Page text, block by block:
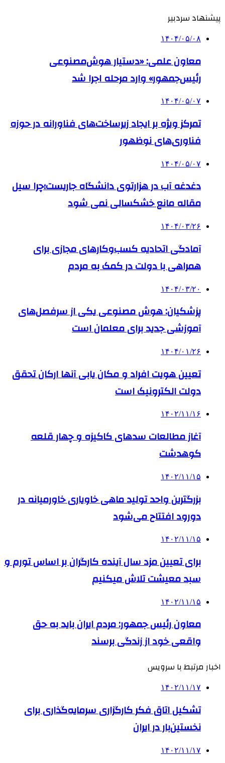
پیشنهاد سردبیر
۱۴۰۴/۰۵/۰۸
معاون علمی: «دستیار هوش‌مصنوعی
رئیس‌جمهور» وارد مرحله اجرا شد
۱۴۰۴/۰۵/۰۷
تمرکز ویژه بر ایجاد زیرساخت‌های فناورانه در حوزه
فناوری‌های نوظهور
۱۴۰۴/۰۵/۰۷
دغدغه آب در هزارتوی دانشگاه جاریست؛چرا سیل
مقاله مانع خشکسالی نمی شود
۱۴۰۴/۰۳/۲۶
آمادگی اتحادیه کسب‌وکارهای مجازی برای
همراهی با دولت در کمک به مردم
۱۴۰۴/۰۳/۲۰
پزشکیان: هوش مصنوعی یکی از سرفصل‌های
آموزشی جدید برای معلمان است
۱۴۰۴/۰۱/۲۶
تعیین هویت افراد و مکان یابی آنها ارکان تحقق
دولت الکترونیک است
۱۴۰۲/۱۱/۱۶
آغاز مطالعات سدهای کاکیزه و چهار قلعه
کوهدشت
۱۴۰۲/۱۱/۱۵
بزرگترین واحد تولید ماهی خاویاری خاورمیانه در
دورود افتتاح می‌شود
۱۴۰۲/۱۱/۱۵
برای تعیین مزد سال آینده کارگران بر اساس تورم و
سبد معیشت تلاش می‎کنیم
۱۴۰۲/۱۱/۱۵
معاون رئیس جمهور: مردم ایران باید به حق
واقعی خود از زندگی برسند
اخبار مرتبط با سرویس
۱۴۰۲/۱۱/۱۷
تشکیل اتاق فکر کارگزاری سرمایه‌گذاری برای
نخستین‌بار در ایران
۱۴۰۲/۱۱/۱۷